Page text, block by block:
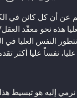
عن أن كل كائن في
هذه نحو معقّد
النفس العليا في
نفساً عليا أكثر
نرمي إليه هو تبسيط